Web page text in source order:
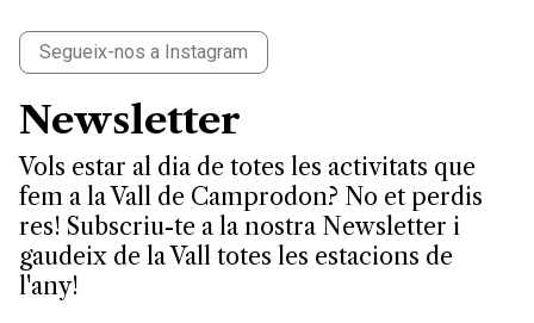
Segueix-nos a Instagram
Newsletter
Vols estar al dia de totes les activitats que
fem a la Vall de Camprodon? No et perdis
res! Subscriu-te a la nostra Newsletter i
gaudeix de la Vall totes les estacions de
l'any!